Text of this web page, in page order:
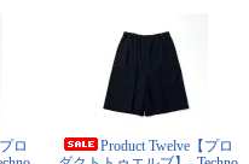
ロ
Product Twelve【プロ